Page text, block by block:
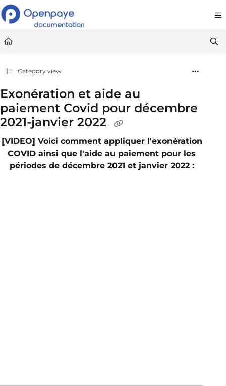
Documentation Index
Fetch the complete documentation index at: https://
Use this file to discover all available pages before exploring further.
Category view
Exonération et aide au
paiement Covid pour décembre
2021-janvier 2022
[VIDEO] Voici comment appliquer l'exonération
COVID ainsi que l'aide au paiement pour les
périodes de décembre 2021 et janvier 2022 :